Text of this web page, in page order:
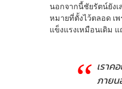
นอกจากนี้ชัยรัตน์ยัง
หมายที่ตั้งไว้ตลอด เ
แข็งแรงเหมือนเดิม
เราค
ภายน